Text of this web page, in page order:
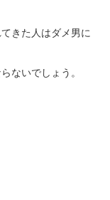
きた人はダメ男に
ないでしょう。